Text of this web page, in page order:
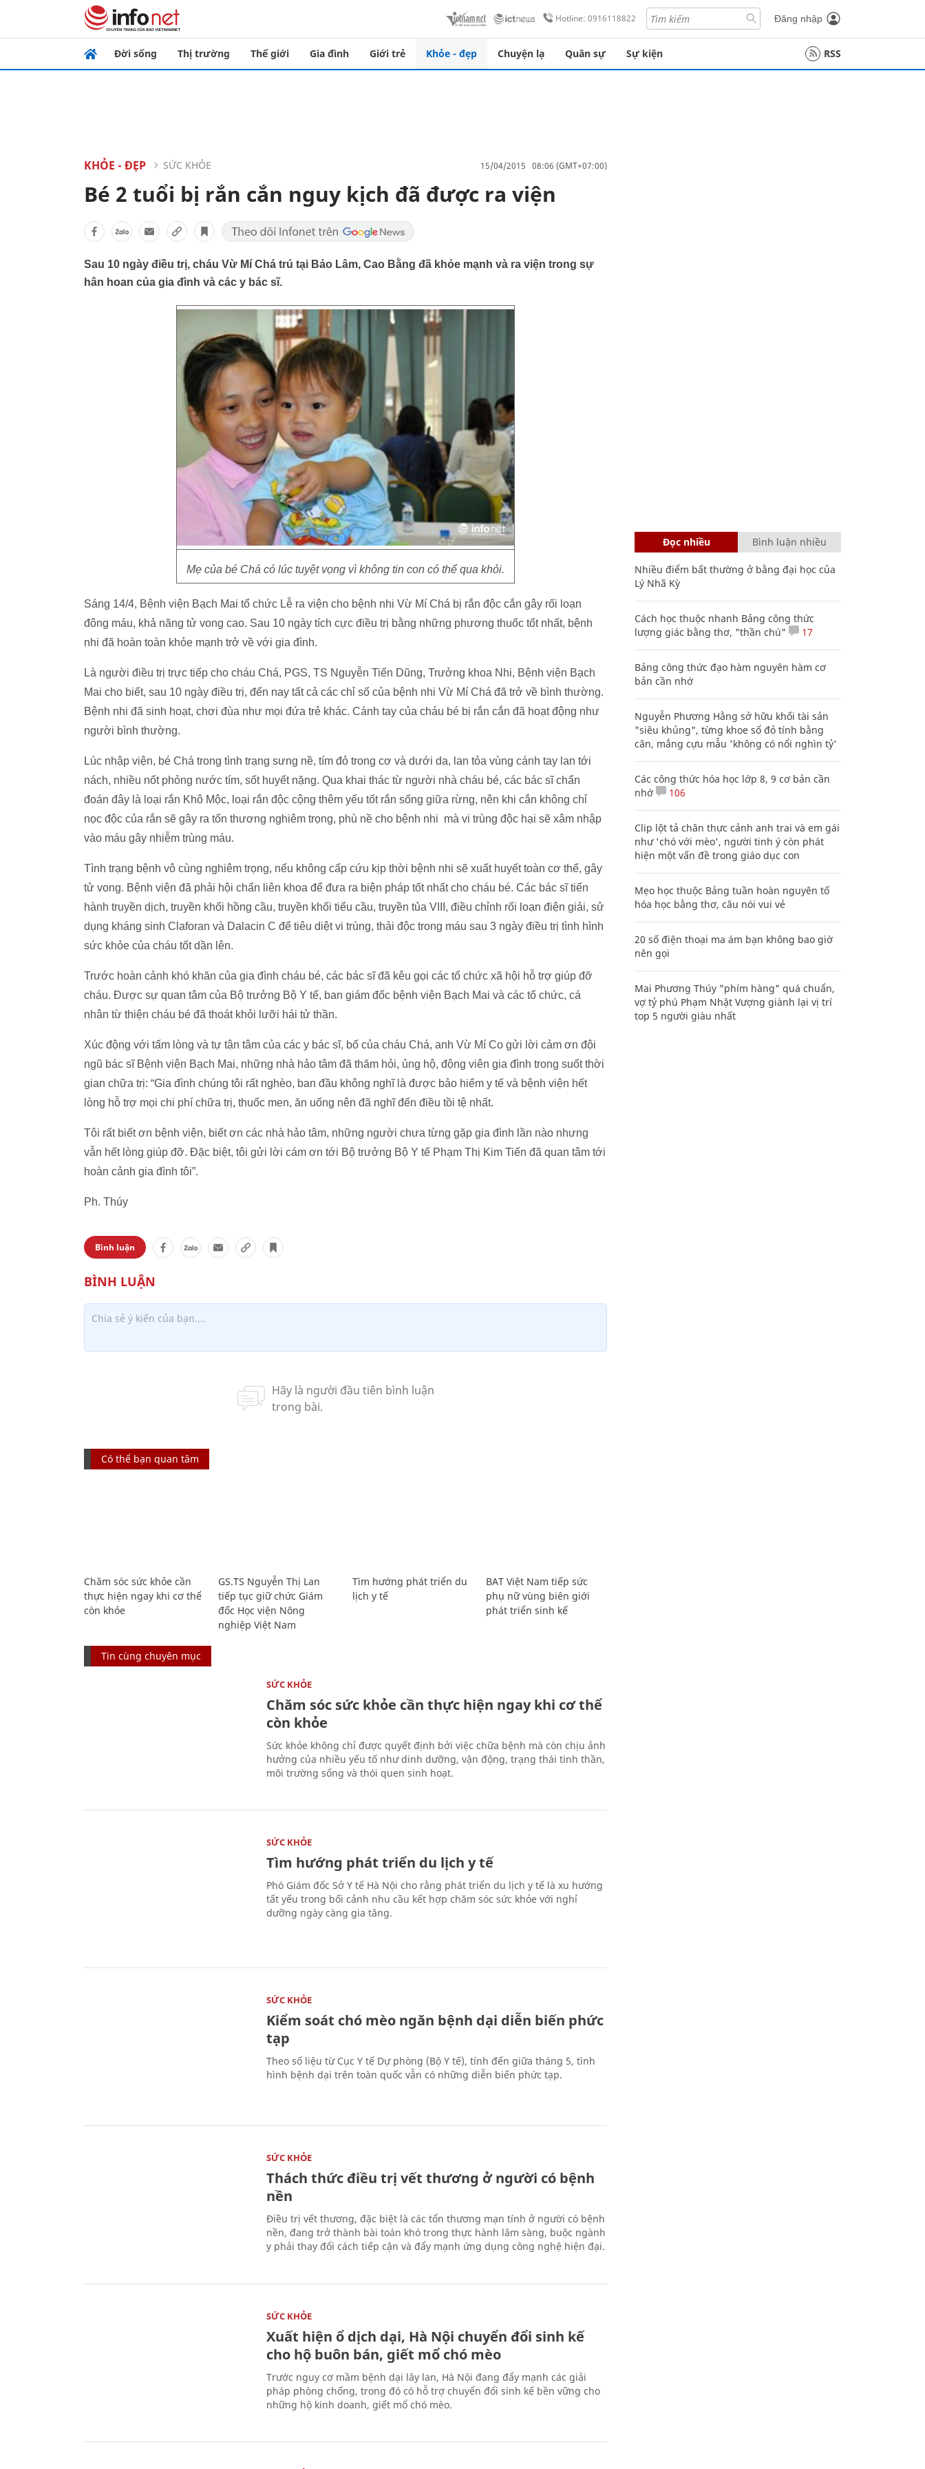
Hotline: 0916118822 Đăng nhập
Đời sống Thị trường Thế giới Gia đình Giới trẻ Khỏe - đẹp Chuyện lạ Quân sự Sự kiện RSS
KHỎE - ĐẸP SỨC KHỎE 15/04/2015 08:06 (GMT+07:00)
Bé 2 tuổi bị rắn cắn nguy kịch đã được ra viện
Sau 10 ngày điều trị, cháu Vừ Mí Chá trú tại Bảo Lâm, Cao Bằng đã khỏe mạnh và ra viện trong sự
hân hoan của gia đình và các y bác sĩ.
Mẹ của bé Chá có lúc tuyệt vọng vì không tin con có thể qua khỏi.
Sáng 14/4, Bệnh viện Bạch Mai tổ chức Lễ ra viện cho bệnh nhi Vừ Mí Chá bị rắn độc cắn gây rối loạn
đông máu, khả năng tử vong cao. Sau 10 ngày tích cực điều trị bằng những phương thuốc tốt nhất, bệnh
nhi đã hoàn toàn khỏe mạnh trở về với gia đình.
Là người điều trị trực tiếp cho cháu Chá, PGS, TS Nguyễn Tiến Dũng, Trưởng khoa Nhi, Bệnh viện Bạch
Mai cho biết, sau 10 ngày điều trị, đến nay tất cả các chỉ số của bệnh nhi Vừ Mí Chá đã trở về bình thường.
Bệnh nhi đã sinh hoạt, chơi đùa như mọi đứa trẻ khác. Cánh tay của cháu bé bị rắn cắn đã hoạt động như
người bình thường.
Lúc nhập viện, bé Chá trong tình trạng sưng nề, tím đỏ trong cơ và dưới da, lan tỏa vùng cánh tay lan tới
nách, nhiều nốt phỏng nước tím, sốt huyết nặng. Qua khai thác từ người nhà cháu bé, các bác sĩ chẩn
đoán đây là loại rắn Khô Mộc, loại rắn độc cộng thêm yếu tốt rắn sống giữa rừng, nên khi cắn không chỉ
nọc độc của rắn sẽ gây ra tổn thương nghiêm trọng, phù nề cho bệnh nhi mà vi trùng độc hại sẽ xâm nhập
vào máu gây nhiễm trùng máu.
Tình trạng bệnh vô cùng nghiêm trọng, nếu không cấp cứu kịp thời bệnh nhi sẽ xuất huyết toàn cơ thể, gây
tử vong. Bệnh viện đã phải hội chẩn liên khoa để đưa ra biện pháp tốt nhất cho cháu bé. Các bác sĩ tiến
hành truyền dịch, truyền khối hồng cầu, truyền khối tiểu cầu, truyền tủa VIII, điều chỉnh rối loạn điện giải, sử
dụng kháng sinh Claforan và Dalacin C để tiêu diệt vi trùng, thải độc trong máu sau 3 ngày điều trị tình hình
sức khỏe của cháu tốt dần lên.
Trước hoàn cảnh khó khăn của gia đình cháu bé, các bác sĩ đã kêu gọi các tổ chức xã hội hỗ trợ giúp đỡ
cháu. Được sự quan tâm của Bộ trưởng Bộ Y tế, ban giám đốc bệnh viện Bạch Mai và các tổ chức, cá
nhân từ thiện cháu bé đã thoát khỏi lưỡi hái tử thần.
Xúc động với tấm lòng và tự tận tâm của các y bác sĩ, bố của cháu Chá, anh Vừ Mí Co gửi lời cảm ơn đội
ngũ bác sĩ Bệnh viện Bạch Mai, những nhà hảo tâm đã thăm hỏi, ủng hộ, động viên gia đình trong suốt thời
gian chữa trị: “Gia đình chúng tôi rất nghèo, ban đầu không nghĩ là được bảo hiểm y tế và bệnh viện hết
lòng hỗ trợ mọi chi phí chữa trị, thuốc men, ăn uống nên đã nghĩ đến điều tồi tệ nhất.
Tôi rất biết ơn bệnh viện, biết ơn các nhà hảo tâm, những người chưa từng gặp gia đình lần nào nhưng
vẫn hết lòng giúp đỡ. Đặc biệt, tôi gửi lời cám ơn tới Bộ trưởng Bộ Y tế Phạm Thị Kim Tiến đã quan tâm tới
hoàn cảnh gia đình tôi”.
Ph. Thúy
Bình luận
Có thể bạn quan tâm
Chăm sóc sức khỏe cần
thực hiện ngay khi cơ thể
còn khỏe
GS.TS Nguyễn Thị Lan
tiếp tục giữ chức Giám
đốc Học viện Nông
nghiệp Việt Nam
Tìm hướng phát triển du
lịch y tế
BAT Việt Nam tiếp sức
phụ nữ vùng biên giới
phát triển sinh kế
Tin cùng chuyên mục
SỨC KHỎE
Chăm sóc sức khỏe cần thực hiện ngay khi cơ thể
còn khỏe
Sức khỏe không chỉ được quyết định bởi việc chữa bệnh mà còn chịu ảnh
hưởng của nhiều yếu tố như dinh dưỡng, vận động, trạng thái tinh thần,
môi trường sống và thói quen sinh hoạt.
SỨC KHỎE
Tìm hướng phát triển du lịch y tế
Phó Giám đốc Sở Y tế Hà Nội cho rằng phát triển du lịch y tế là xu hướng
tất yếu trong bối cảnh nhu cầu kết hợp chăm sóc sức khỏe với nghỉ
dưỡng ngày càng gia tăng.
SỨC KHỎE
Kiểm soát chó mèo ngăn bệnh dại diễn biến phức
tạp
Theo số liệu từ Cục Y tế Dự phòng (Bộ Y tế), tính đến giữa tháng 5, tình
hình bệnh dại trên toàn quốc vẫn có những diễn biến phức tạp.
SỨC KHỎE
Thách thức điều trị vết thương ở người có bệnh
nền
Điều trị vết thương, đặc biệt là các tổn thương mạn tính ở người có bệnh
nền, đang trở thành bài toán khó trong thực hành lâm sàng, buộc ngành
y phải thay đổi cách tiếp cận và đẩy mạnh ứng dụng công nghệ hiện đại.
SỨC KHỎE
Xuất hiện ổ dịch dại, Hà Nội chuyển đổi sinh kế
cho hộ buôn bán, giết mổ chó mèo
Trước nguy cơ mầm bệnh dại lây lan, Hà Nội đang đẩy mạnh các giải
pháp phòng chống, trong đó có hỗ trợ chuyển đổi sinh kế bền vững cho
những hộ kinh doanh, giết mổ chó mèo.
Đọc nhiều Bình luận nhiều
Nhiều điểm bất thường ở bằng đại học của
Lý Nhã Kỳ
Cách học thuộc nhanh Bảng công thức
lượng giác bằng thơ, "thần chú"
17
Bảng công thức đạo hàm nguyên hàm cơ
bản cần nhớ
Nguyễn Phương Hằng sở hữu khối tài sản
"siêu khủng", từng khoe sổ đỏ tính bằng
cân, mắng cựu mẫu 'không có nổi nghìn tỷ'
Các công thức hóa học lớp 8, 9 cơ bản cần
nhớ
106
Clip lột tả chân thực cảnh anh trai và em gái
như 'chó với mèo', người tinh ý còn phát
hiện một vấn đề trong giáo dục con
Mẹo học thuộc Bảng tuần hoàn nguyên tố
hóa học bằng thơ, câu nói vui vẻ
20 số điện thoại ma ám bạn không bao giờ
nên gọi
Mai Phương Thúy "phím hàng" quá chuẩn,
vợ tỷ phú Phạm Nhật Vượng giành lại vị trí
top 5 người giàu nhất